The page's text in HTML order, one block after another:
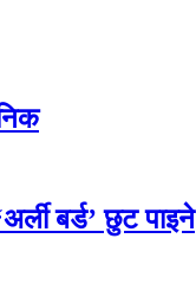
बर्ड’ छुट पाइने